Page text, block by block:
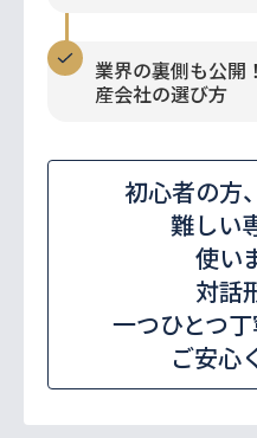
業界の裏側も公開！
産会社の選び方
初心者の方
難しい
使い
対話
一つひとつ
ご安心